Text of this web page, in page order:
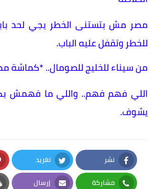
مصر مش بتستنى الخطر يجي لحد
للخطر وتقفل عليه الباب.
من سيناء للخليج للصومال.. *كماشة
اللي فهم فهم.. واللي ما فهمش
يشوف.
نشر
Facebook
تغريد
Twitter
مشاركة إرسال